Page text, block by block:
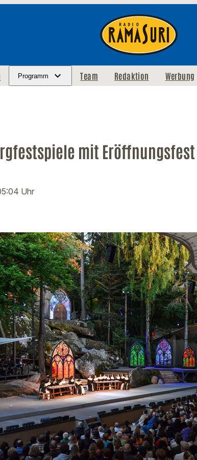
Programm Team Redaktion Werbung
mit
Uhr